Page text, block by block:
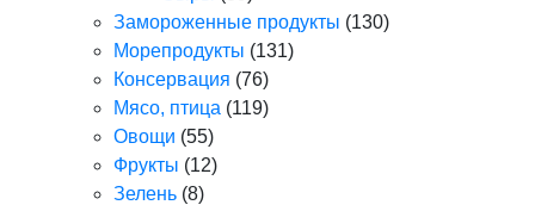
Замороженные продукты (130)
Морепродукты (131)
Консервация (76)
Мясо, птица (119)
Овощи (55)
Фрукты (12)
Зелень (8)